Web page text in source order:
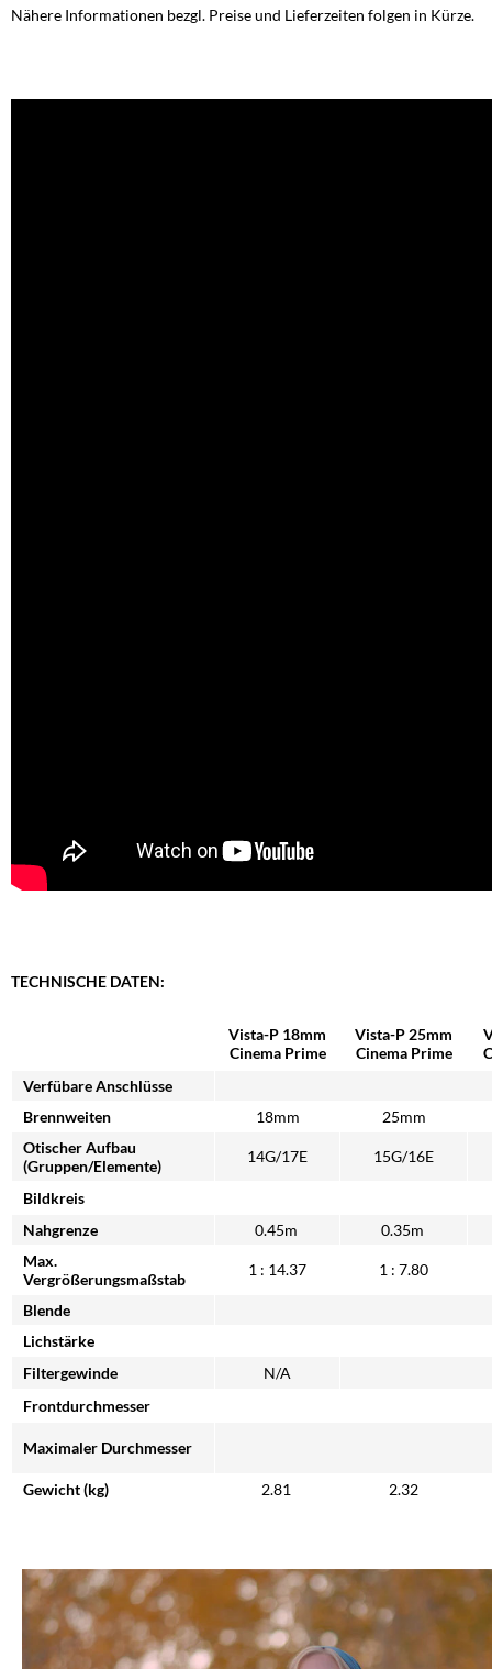
Nähere Informationen bezgl. Preise und Lieferzeiten folgen in Kürze.
TECHNISCHE DATEN:
Vista-P 18mm
Cinema Prime
Vista-P 25mm
Cinema Prime
Verfübare Anschlüsse
Brennweiten
18mm
25mm
Otischer Aufbau
(Gruppen/Elemente)
14G/17E 15G/16E
Bildkreis
Nahgrenze
0.45m
0.35m
Max.
Vergrößerungsmaßstab
1 : 14.37 1 : 7.80
Blende
Lichstärke
Filtergewinde
N/A
Frontdurchmesser
Maximaler Durchmesser
Gewicht (kg) 2.81 2.32